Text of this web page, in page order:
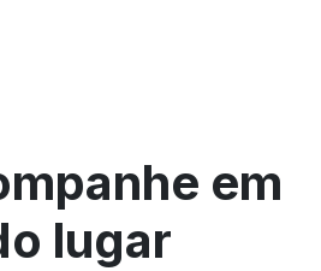
em
lugar